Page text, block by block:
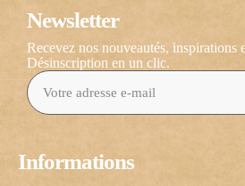
Informations
Newsletter
Recevez nos nouveautés, inspirations
Désinscription en un clic.